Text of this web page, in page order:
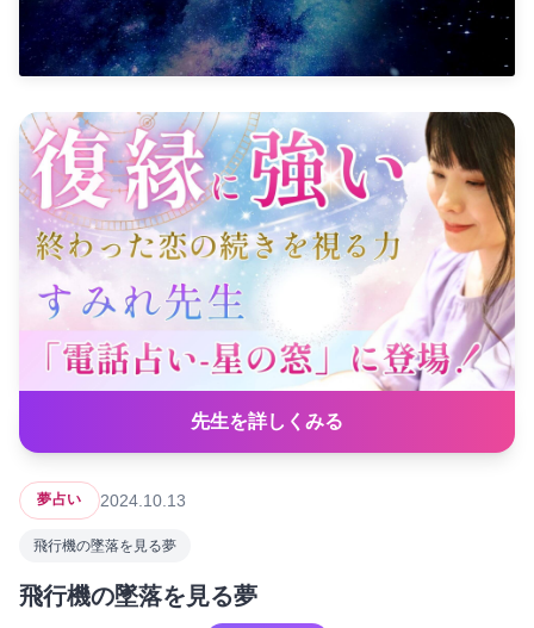
先生を詳しくみる
夢占い 2024.10.13
飛行機の墜落を見る夢
飛行機の墜落を見る夢